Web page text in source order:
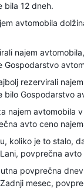
bila 12 dneh.
avtomobila
najem
Gospodarstvo
rezervirali
bilo Gospodarstvo
najem avtomobila
avto ceno
koliko je to stalo,
povprečna
povprečna
mesec,